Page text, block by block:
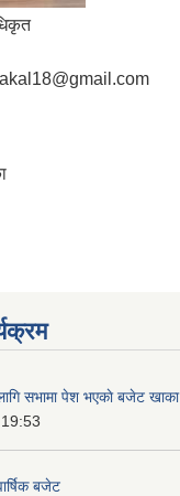
सभामा पेश भएकाे बजेट खाका
बजेट